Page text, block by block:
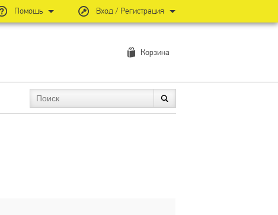
Корзина
Вход / Регистрация
Помощь